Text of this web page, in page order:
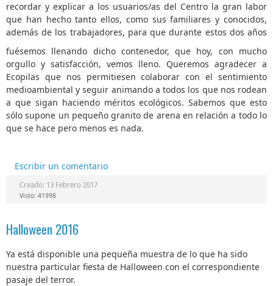
recordar y explicar a los usuarios/as del Centro la gran labor
que han hecho tanto ellos, como sus familiares y conocidos,
además de los trabajadores, paraque durante estos dos años
fuésemos llenando dicho contenedor, que hoy, con mucho
orgullo y satisfacción, vemos lleno. Queremos agradecer a
Ecopilas que nos permitiesen colaborar con el sentimiento
medioambiental y seguir animando a todos los que nos rodean
a que sigan haciendo méritos ecológicos. Sabemos que esto
sólo supone un pequeño granito de arena en relación a todo lo
que se hace pero menos es nada.
Escribir un comentario
Creado: 13 Febrero 2017
Visto: 41998
Halloween 2016
Ya está disponible una pequeña muestra de lo que ha sido
nuestra particular fiesta de Halloween con el correspondiente
pasaje del terror.